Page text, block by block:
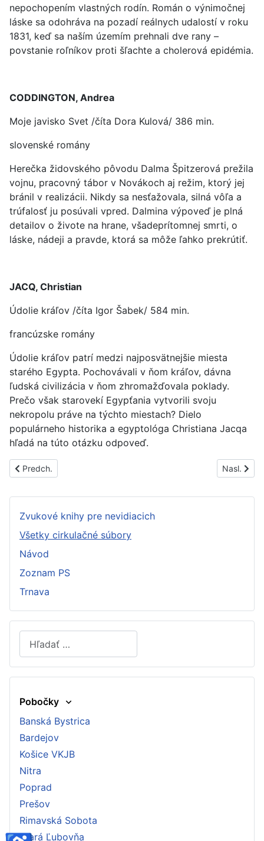
nepochopením vlastných rodín. Román o výnimočnej
láske sa odohráva na pozadí reálnych udalostí v roku
1831, keď sa naším územím prehnali dve rany –
povstanie roľníkov proti šľachte a cholerová epidémia.
CODDINGTON, Andrea
Moje javisko Svet /číta Dora Kulová/ 386 min.
slovenské romány
Herečka židovského pôvodu Dalma Špitzerová prežila
vojnu, pracovný tábor v Novákoch aj režim, ktorý jej
bránil v realizácii. Nikdy sa nesťažovala, silná vôľa a
trúfalosť ju posúvali vpred. Dalmina výpoveď je plná
detailov o živote na hrane, všadeprítomnej smrti, o
láske, nádeji a pravde, ktorá sa môže ľahko prekrútiť.
JACQ, Christian
Údolie kráľov /číta Igor Šabek/ 584 min.
francúzske romány
Údolie kráľov patrí medzi najposvätnejšie miesta
starého Egypta. Pochovávali v ňom kráľov, dávna
ľudská civilizácia v ňom zhromažďovala poklady.
Prečo však starovekí Egypťania vytvorili svoju
nekropolu práve na týchto miestach? Dielo
populárneho historika a egyptológa Christiana Jacqa
hľadá na túto otázku odpoveď.
Predchádzajúci článok: PS1544C
Predch. Nasl.
Zvukové knihy pre nevidiacich
Všetky cirkulačné súbory
Návod
Zoznam PS
Trnava
Hľadať
Type 2 or more characters for results.
Pobočky
Banská Bystrica
Bardejov
Košice VKJB
Nitra
Poprad
Prešov
Rimavská Sobota
Stará Ľubovňa